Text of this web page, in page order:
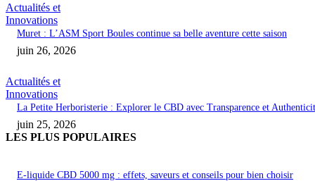
Actualités et
Innovations
Muret : L’ASM Sport Boules continue sa belle aventure cette saison
juin 26, 2026
Actualités et
Innovations
La Petite Herboristerie : Explorer le CBD avec Transparence et
juin 25, 2026
LES PLUS POPULAIRES
E-liquide CBD 5000 mg : effets, saveurs et conseils pour bien choisir